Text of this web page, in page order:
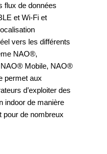
flux de données
et Wi-Fi et
vers les différents
NAO®,
Mobile, NAO®
permet aux
d’exploiter des
indoor de manière
pour de nombreux